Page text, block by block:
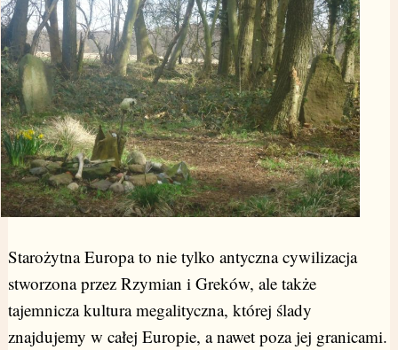
Starożytna Europa to nie tylko antyczna cywilizacja
stworzona przez Rzymian i Greków, ale także
tajemnicza kultura megalityczna, której ślady
znajdujemy w całej Europie, a nawet poza jej granicami.